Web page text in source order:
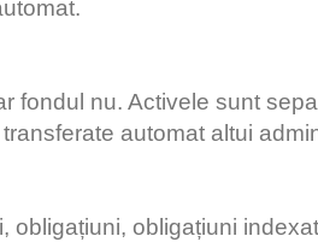
fondul nu. Activele sunt
automat altui
obligațiuni